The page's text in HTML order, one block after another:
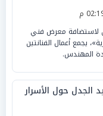
لاستضافة معرض فني
يجمع أعمال الفنانتين
المهندس.
الجدل حول الأسرار